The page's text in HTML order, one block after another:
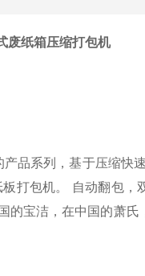
废纸箱压缩打包机
品系列，基于压缩快
打包机。 自动翻包
宝洁，在中国的萧